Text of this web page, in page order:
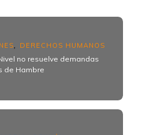
DERECHOS HUMANOS
no resuelve demandas
de Hambre